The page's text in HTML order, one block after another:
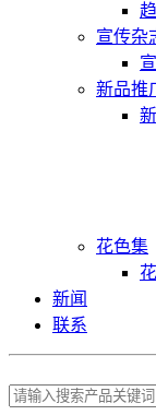
宣传杂
新品推
花色集
新闻
联系